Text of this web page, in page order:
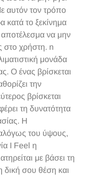
αυτόν τον τρόπο
κατά το ξεκίνημα
αποτέλεσμα να μην
στο χρήστη. n
μονάδα
Ο ένας βρίσκεται
την
βρίσκεται
τη δυνατότητα
Η
του ύψους,
I Feel η
με βάσει τη
δική σου θέση και